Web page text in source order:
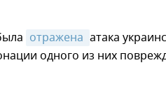
отражена атака
одного из них